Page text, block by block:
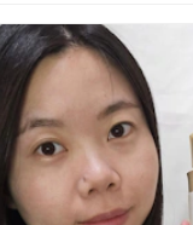
瓶是 #水感精華 在洗臉
一道隱形的魔法屏障喔😍
黏、沒有負擔，真的超喜
高見洋醫師說 長期觀察女
人的保養重點放在 美白、
卻忽略了肌膚最基礎的〔
只有薄薄一層 卻要負責鎖
提出「 #角質道 」
非常薄 卻肩負肌膚的重要